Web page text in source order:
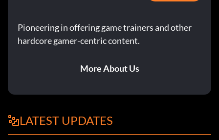
Pioneering in offering game trainers and other
hardcore gamer-centric content.
More About Us
LATEST UPDATES